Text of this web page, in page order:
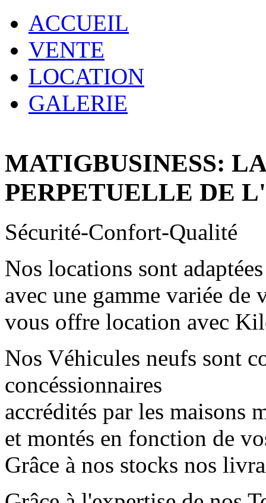
ACCUEIL
VENTE
LOCATION
GALERIE
MATIGBUSINESS:
PERPETUELLE DE
Sécurité-Confort-Qualité
Nos locations sont
avec une gamme variée
vous offre location avec
Nos Véhicules neufs sont
concéssionnaires
accrédités par les maisons
et montés en fonction de
Grâce à nos stocks nos